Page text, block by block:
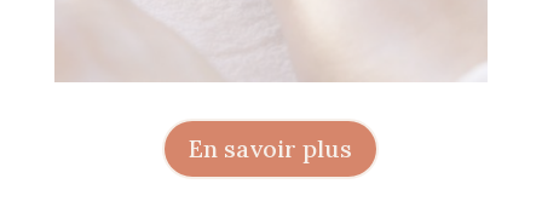
En savoir plus